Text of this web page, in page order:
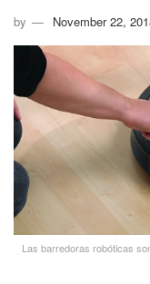
by November 22,
Las barredoras robóticas